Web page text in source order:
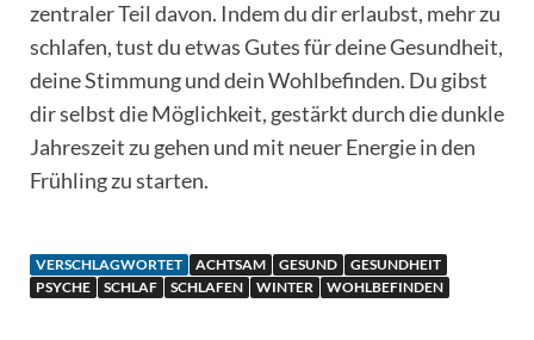
zentraler Teil davon. Indem du dir erlaubst, mehr zu
schlafen, tust du etwas Gutes für deine Gesundheit,
deine Stimmung und dein Wohlbefinden. Du gibst
dir selbst die Möglichkeit, gestärkt durch die dunkle
Jahreszeit zu gehen und mit neuer Energie in den
Frühling zu starten.
VERSCHLAGWORTET ACHTSAM GESUND
GESUNDHEIT
PSYCHE
SCHLAF SCHLAFEN WINTER WOHLBEFINDEN